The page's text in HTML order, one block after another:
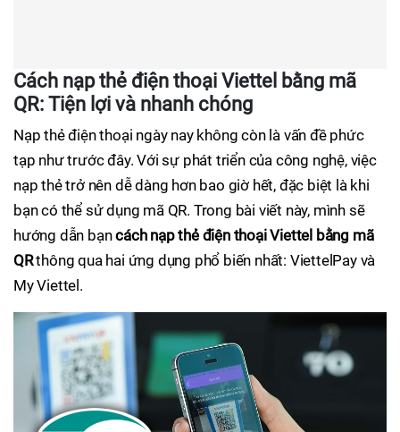
Cách nạp thẻ điện thoại Viettel bằng mã
QR: Tiện lợi và nhanh chóng
Nạp thẻ điện thoại ngày nay không còn là vấn đề phức
tạp như trước đây. Với sự phát triển của công nghệ, việc
nạp thẻ trở nên dễ dàng hơn bao giờ hết, đặc biệt là khi
bạn có thể sử dụng mã QR. Trong bài viết này, mình sẽ
hướng dẫn bạncách nạp thẻ điện thoại Viettel bằng mã
QRthông qua hai ứng dụng phổ biến nhất: ViettelPay và
My Viettel.